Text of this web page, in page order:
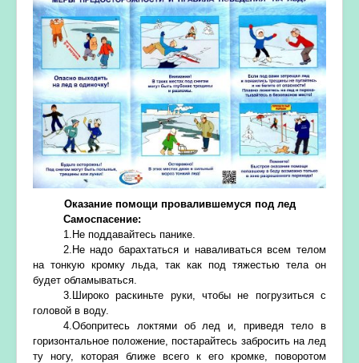
Оказание помощи провалившемуся под лед
Самоспасение:
1.Не поддавайтесь панике.
2.Не надо барахтаться и наваливаться всем телом
на тонкую кромку льда, так как под тяжестью тела он
будет обламываться.
3.Широко раскиньте руки, чтобы не погрузиться с
головой в воду.
4.Обопритесь локтями об лед и, приведя тело в
горизонтальное положение, постарайтесь забросить на лед
ту ногу, которая ближе всего к его кромке, поворотом